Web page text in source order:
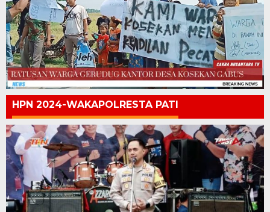
HPN 2024-WAKAPOLRESTA PATI